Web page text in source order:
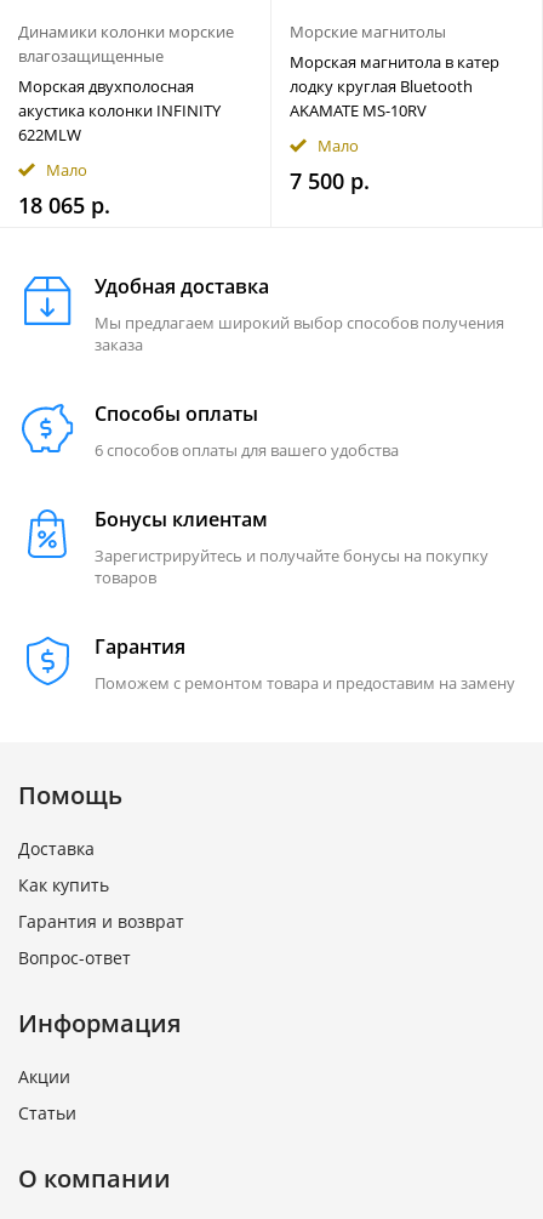
Динамики колонки морские
влагозащищенные
Морская двухполосная
акустика колонки INFINITY
622MLW
Мало
18 065 р.
Морские магнитолы
Морская магнитола в катер
лодку круглая Bluetooth
AKAMATE MS-10RV
Мало
7 500 р.
Удобная доставка
Мы предлагаем широкий выбор способов получения
заказа
Способы оплаты
6 способов оплаты для вашего удобства
Бонусы клиентам
Зарегистрируйтесь и получайте бонусы на покупку
товаров
Гарантия
Поможем с ремонтом товара и предоставим на замену
Помощь
Доставка
Как купить
Гарантия и возврат
Вопрос-ответ
Информация
Акции
Статьи
О компании